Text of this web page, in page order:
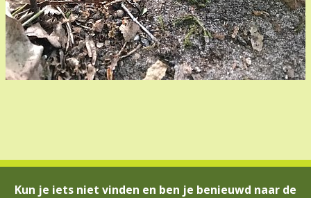
Kun je iets niet vinden en ben je benieuwd naar de